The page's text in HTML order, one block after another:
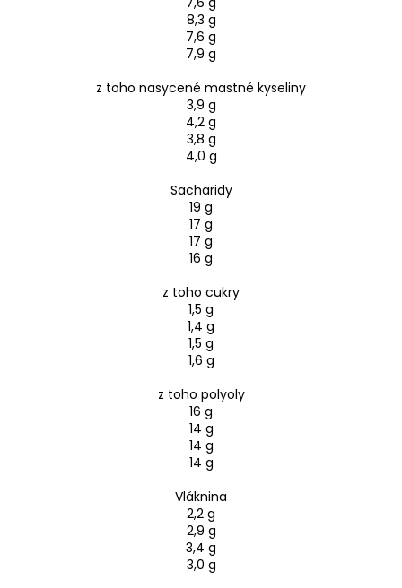
8,3 g
7,6 g
7,9 g
z toho nasycené mastné kyseliny
3,9 g
4,2 g
3,8 g
4,0 g
Sacharidy
19 g
17 g
17 g
16 g
z toho cukry
1,5 g
1,4 g
1,5 g
1,6 g
z toho polyoly
16 g
14 g
14 g
14 g
Vláknina
2,2 g
2,9 g
3,4 g
3,0 g